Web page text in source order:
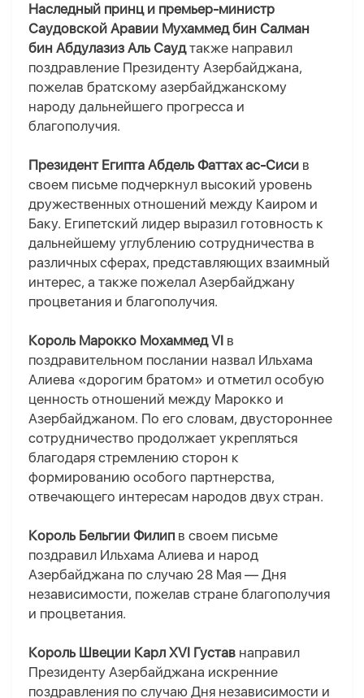
Наследный принц и премьер-министр
Саудовской Аравии Мухаммед бин Салман
бин Абдулазиз Аль Саудтакже направил
поздравление Президенту Азербайджана,
пожелав братскому азербайджанскому
народу дальнейшего прогресса и
благополучия.
Президент Египта Абдель Фаттах ас-Сиси в
своем письме подчеркнул высокий уровень
дружественных отношений между Каиром и
Баку. Египетский лидер выразил готовность к
дальнейшему углублению сотрудничества в
различных сферах, представляющих взаимный
интерес, а также пожелал Азербайджану
процветания и благополучия.
Король Марокко Мохаммед VI в
поздравительном послании назвал Ильхама
Алиева «дорогим братом» и отметил особую
ценность отношений между Марокко и
Азербайджаном. По его словам, двустороннее
сотрудничество продолжает укрепляться
благодаря стремлению сторон к
формированию особого партнерства,
отвечающего интересам народов двух стран.
Король Бельгии Филип в своем письме
поздравил Ильхама Алиева и народ
Азербайджана по случаю 28 Мая — Дня
независимости, пожелав стране благополучия
и процветания.
Король Швеции Карл XVI Густав направил
Президенту Азербайджана искренние
поздравления по случаю Дня независимости и